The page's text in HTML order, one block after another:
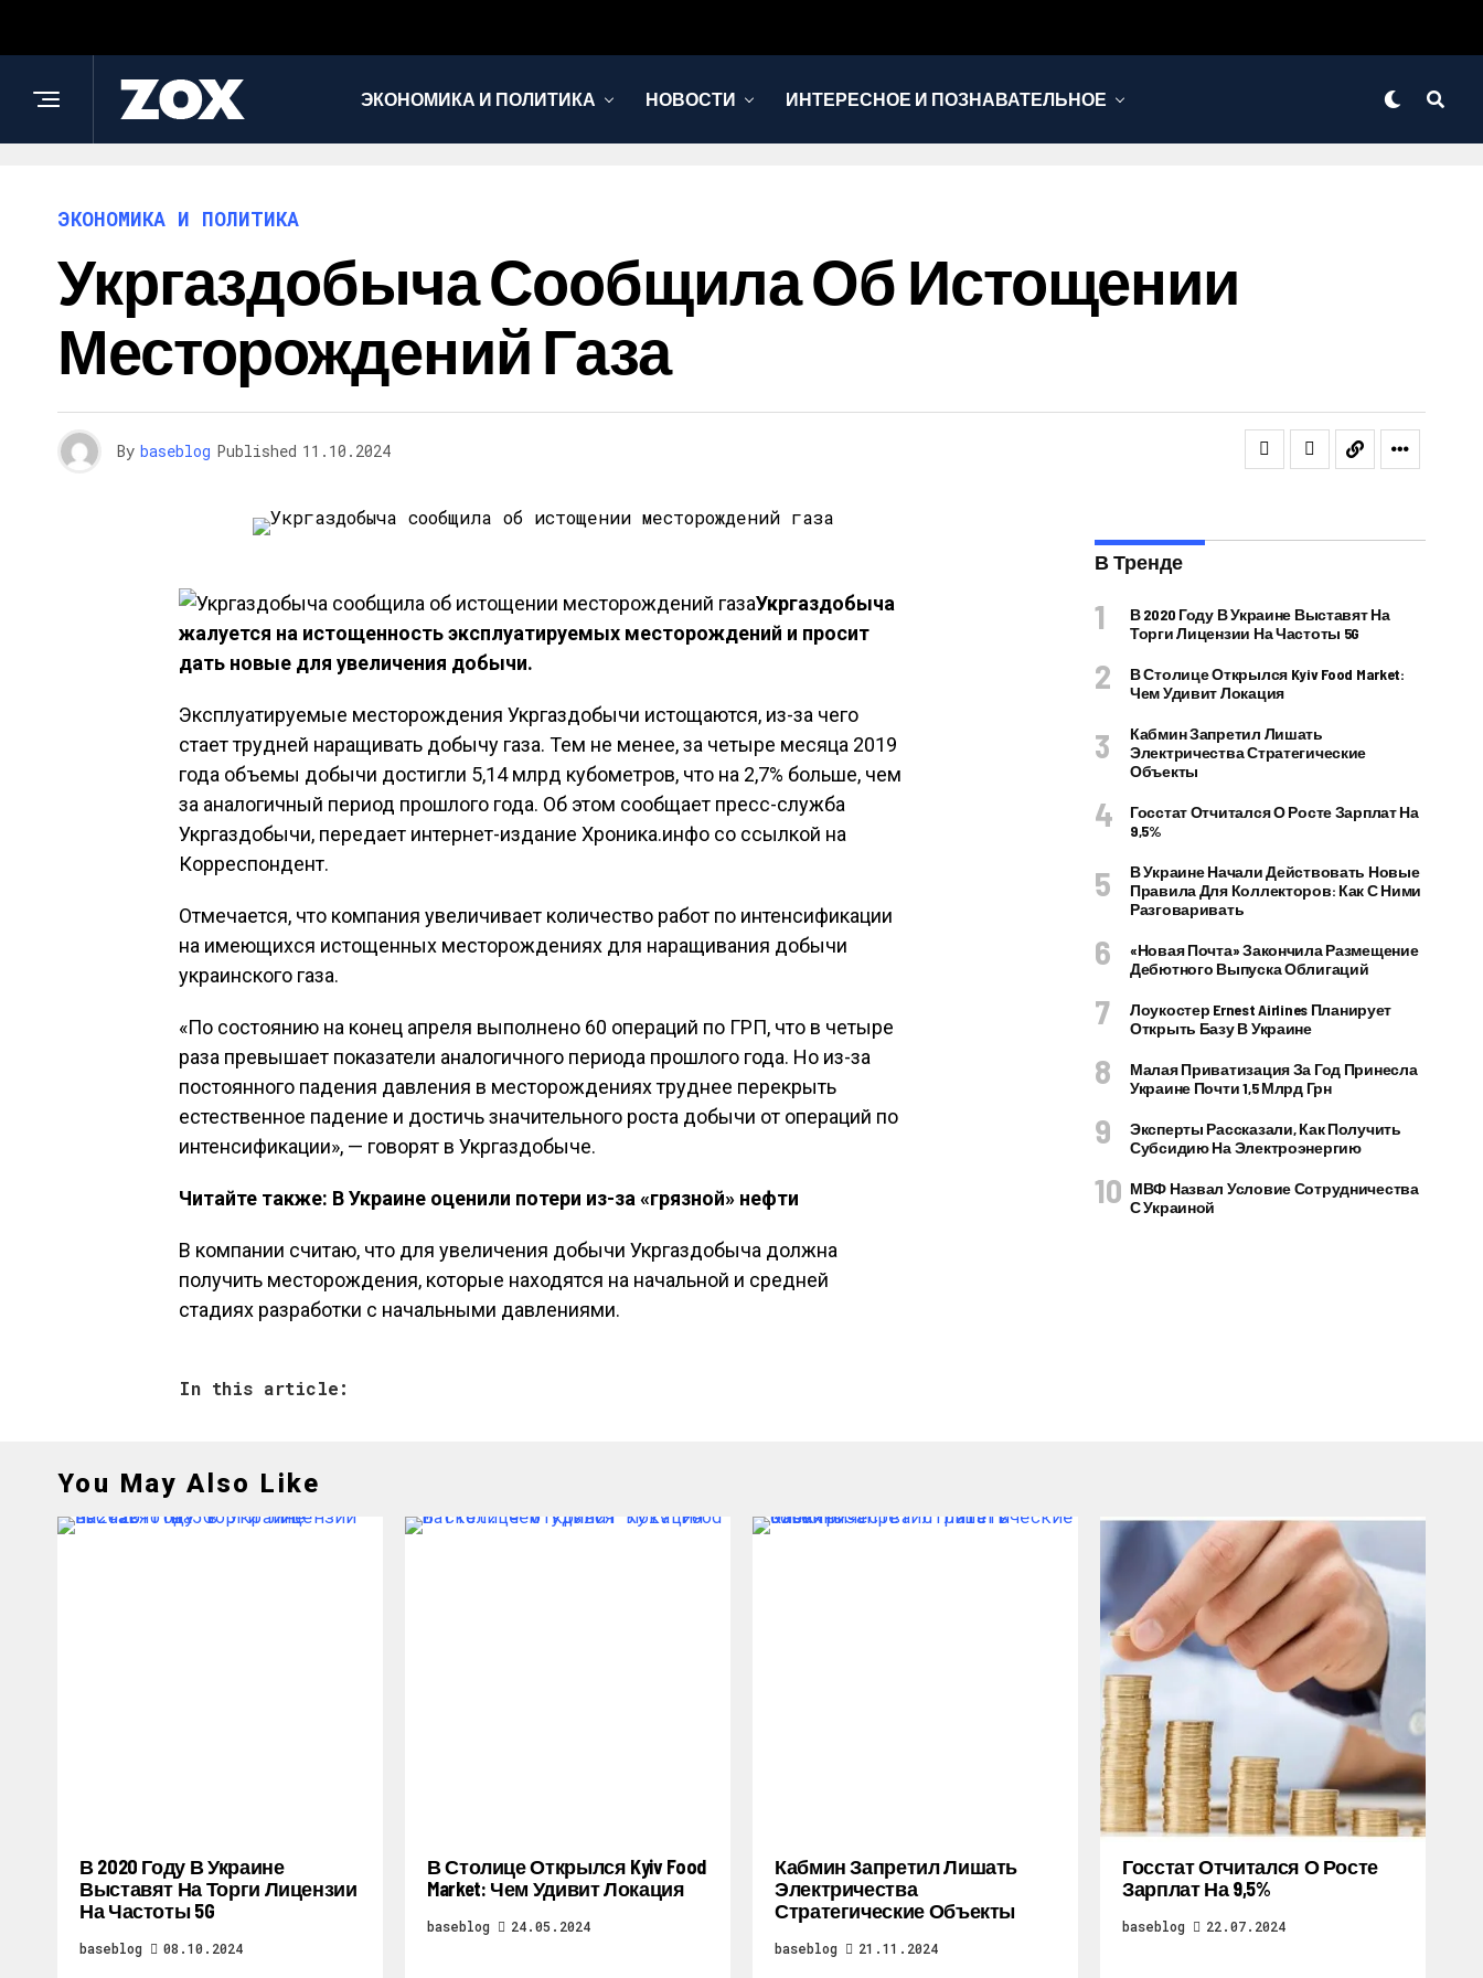
ЭКОНОМИКА И ПОЛИТИКА НОВОСТИ ИНТЕРЕСНОЕ И ПОЗНАВАТЕЛЬНОЕ
ЭКОНОМИКА И ПОЛИТИКА
Укргаздобыча Сообщила Об Истощении
Месторождений Газа
By baseblog Published 11.10.2024
Укргаздобыча
жалуется на истощенность эксплуатируемых месторождений и просит
дать новые для увеличения добычи.
Эксплуатируемые месторождения Укргаздобычи истощаются, из-за чего
стает трудней наращивать добычу газа. Тем не менее, за четыре месяца 2019
года объемы добычи достигли 5,14 млрд кубометров, что на 2,7% больше, чем
за аналогичный период прошлого года. Об этом сообщает пресс-служба
Укргаздобычи, передает интернет-издание Хроника.инфо со ссылкой на
Корреспондент.
Отмечается, что компания увеличивает количество работ по интенсификации
на имеющихся истощенных месторождениях для наращивания добычи
украинского газа.
«По состоянию на конец апреля выполнено 60 операций по ГРП, что в четыре
раза превышает показатели аналогичного периода прошлого года. Но из-за
постоянного падения давления в месторождениях труднее перекрыть
естественное падение и достичь значительного роста добычи от операций по
интенсификации», — говорят в Укргаздобыче.
Читайте также: В Украине оценили потери из-за «грязной» нефти
В компании считаю, что для увеличения добычи Укргаздобыча должна
получить месторождения, которые находятся на начальной и средней
стадиях разработки с начальными давлениями.
In this article:
В Тренде
В 2020 Году В Украине Выставят На
Торги Лицензии На Частоты 5G
В Столице Открылся Kyiv Food Market:
Чем Удивит Локация
Кабмин Запретил Лишать
Электричества Стратегические
Объекты
Госстат Отчитался О Росте Зарплат На
9,5%
В Украине Начали Действовать Новые
Правила Для Коллекторов: Как С Ними
Разговаривать
«Новая Почта» Закончила Размещение
Дебютного Выпуска Облигаций
Лоукостер Ernest Airlines Планирует
Открыть Базу В Украине
Малая Приватизация За Год Принесла
Украине Почти 1,5 Млрд Грн
Эксперты Рассказали, Как Получить
Субсидию На Электроэнергию
МВФ Назвал Условие Сотрудничества
С Украиной
You May Also Like
В 2020 Году В Украине
Выставят На Торги Лицензии
На Частоты 5G
baseblog 08.10.2024
В Столице Открылся Kyiv Food
Market: Чем Удивит Локация
baseblog 24.05.2024
Кабмин Запретил Лишать
Электричества
Стратегические Объекты
baseblog 21.11.2024
Госстат Отчитался О Росте
Зарплат На 9,5%
baseblog 22.07.2024